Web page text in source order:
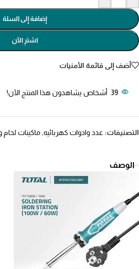
إضافة إلى السلة
اشترِ الآن
أضف إلى قائمة الأمنيات
39 أشخاص يشاهدون هذا المنتج الآن!
التصنيفات: عدد وادوات كهربائيه ماكينات لحام
الوصف